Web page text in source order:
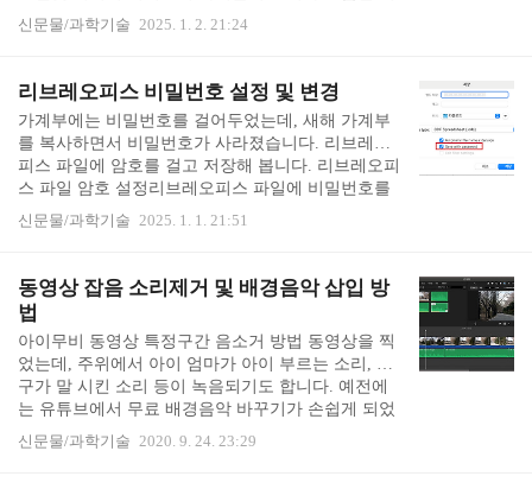
지면 대충 뭘 캡쳐한 것인지 알 것 같은데... 그래서
아이콘 크기를 키웠습니다. 마우스 우클릭 후 '보기
다. 이미지 미리보기 아이콘을 큼직하게 키웠더니 이
제는 얼핏 봐도 뭔지 알아볼 수 있게 되었습니다. 지
금 이 포스팅을 할 때도 이미지 선택이 훨씬 쉬웠어
요. 진작 키울걸... (스크린샷 미리보기 아이콘의 작
은 이미지를 뚫어져라 쳐다봐가면서 답답하게 사용
하던 것이 바보같이 느껴집니다 ㅠㅠ)
신문물/과학기술 2025. 1. 2. 21:24
리브레오피스 비밀번호 설정 및 변경
가계부에는 비밀번호를 걸어두었는데, 새해 가계부
를 복사하면서 비밀번호가 사라졌습니다. 리브레오
피스 파일에 암호를 걸고 저장해 봅니다. 리브레오피
스 파일 암호 설정리브레오피스 파일에 비밀번호를
설정하는 방법은 새로 저장 (Save As)을 누르고, 비밀
번호로 저장(save with password)를 누르는 것 입니
나옵니다. 비밀번호를 두 번 입력합니다. 파일을 닫
은 후 다시 열어보면, 비밀번호를 입력하라고 나옵니
다. 리브레오피스 비밀번호 변경비밀번호를 바꿀 때
는 설정(properties)으로 들어가서, 일반(general) 첫 화
면에서 바꿀 수 있습니다. 상단의 비밀번호 바꾸기(c
hange password)를 누르면 됩니다.비밀번호가 설정이
되어 있으면..
신문물/과학기술 2025. 1. 1. 21:51
동영상 잡음 소리제거 및 배경음악 삽입 방
법
아이무비 동영상 특정구간 음소거 방법 동영상을 찍
었는데, 주위에서 아이 엄마가 아이 부르는 소리, 친
구가 말 시킨 소리 등이 녹음되기도 합니다. 예전에
는 유튜브에서 무료 배경음악 바꾸기가 손쉽게 되었
는데, 유튜브 스튜디오 베타부터 기능이 없어졌습니
다. 이전 스튜디오 버전으로 가면 한 번은 오디오 탭
신문물/과학기술 2020. 9. 24. 23:29